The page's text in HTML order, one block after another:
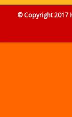
© Copyright 2017